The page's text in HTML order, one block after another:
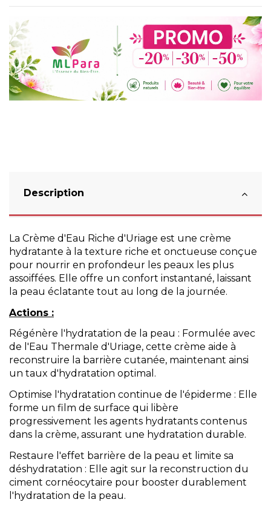
Description
La Crème d'Eau Riche d'Uriage est une crème
hydratante à la texture riche et onctueuse conçue
pour nourrir en profondeur les peaux les plus
assoiffées. Elle offre un confort instantané, laissant
la peau éclatante tout au long de la journée.
Actions :
Régénère l'hydratation de la peau : Formulée avec
de l'Eau Thermale d'Uriage, cette crème aide à
reconstruire la barrière cutanée, maintenant ainsi
un taux d'hydratation optimal.
Optimise l'hydratation continue de l'épiderme : Elle
forme un film de surface qui libère
progressivement les agents hydratants contenus
dans la crème, assurant une hydratation durable.
Restaure l'effet barrière de la peau et limite sa
déshydratation : Elle agit sur la reconstruction du
ciment cornéocytaire pour booster durablement
l'hydratation de la peau.